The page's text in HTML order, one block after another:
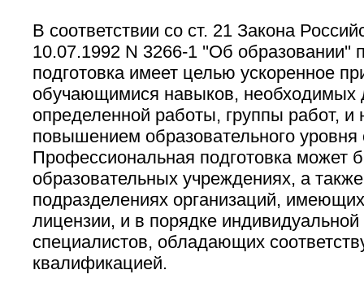
В соответствии со ст. 21 Закона
10.07.1992 N 3266-1 ''Об образовании''
подготовка имеет целью ускоренное
обучающимися навыков, необходимых
определенной работы, группы работ, и
повышением образовательного
Профессиональная подготовка может
образовательных учреждениях, а
подразделениях организаций,
лицензии, и в порядке индивидуальной
специалистов, обладающих
квалификацией.